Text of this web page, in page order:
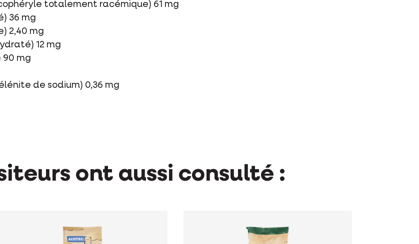
totalement racémique) 61 mg
36 mg
2,40 mg
12 mg
90 mg
de sodium) 0,36 mg
ont aussi consulté :